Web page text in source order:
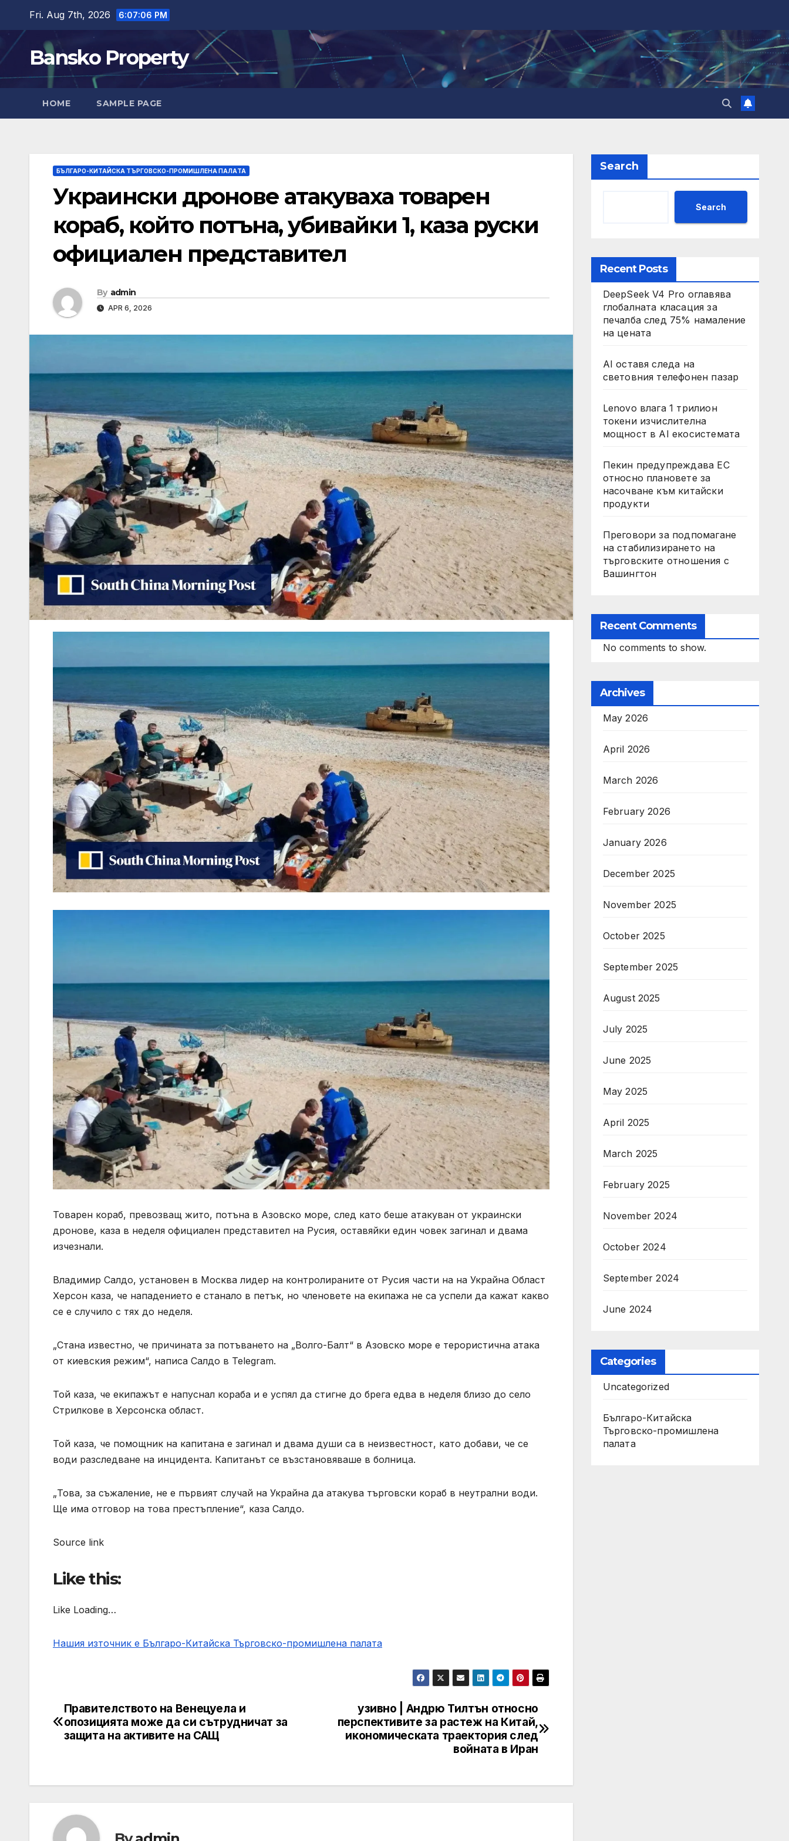
content
Fri. Aug 7th, 2026 6:07:08 PM
Bansko Property
HOME SAMPLE PAGE
БЪЛГАРО-КИТАЙСКА ТЪРГОВСКО-ПРОМИШЛЕНА ПАЛAТА
Украински дронове атакуваха товарен
кораб, който потъна, убивайки 1, каза руски
официален представител
By admin
APR 6, 2026
Товарен кораб, превозващ жито, потъна в Азовско море, след като беше атакуван от украински
дронове, каза в неделя официален представител на Русия, оставяйки един човек загинал и двама
изчезнали.
Владимир Салдо, установен в Москва лидер на контролираните от Русия части на на Украйна Област
Херсон каза, че нападението е станало в петък, но членовете на екипажа не са успели да кажат какво
се е случило с тях до неделя.
„Стана известно, че причината за потъването на „Волго-Балт“ в Азовско море е терористична атака
от киевския режим“, написа Салдо в Telegram.
Той каза, че екипажът е напуснал кораба и е успял да стигне до брега едва в неделя близо до село
Стрилкове в Херсонска област.
Той каза, че помощник на капитана е загинал и двама души са в неизвестност, като добави, че се
води разследване на инцидента. Капитанът се възстановяваше в болница.
„Това, за съжаление, не е първият случай на Украйна да атакува търговски кораб в неутрални води.
Ще има отговор на това престъпление“, каза Салдо.
Source link
Like this:
Like Loading…
Нашия източник е Българо-Китайска Търговско-промишлена палaта
Post
navigation
узивно | Андрю Тилтън относно
перспективите за растеж на Китай,
икономическата траектория след
войната в Иран
Правителството на Венецуела и
опозицията може да си сътрудничат за
защита на активите на САЩ
Search
Search
Recent Posts
DeepSeek V4 Pro оглавява
глобалната класация за
печалба след 75% намаление
на цената
AI оставя следа на
световния телефонен пазар
Lenovo влага 1 трилион
токени изчислителна
мощност в AI екосистемата
Пекин предупреждава ЕС
относно плановете за
насочване към китайски
продукти
Преговори за подпомагане
на стабилизирането на
търговските отношения с
Вашингтон
Recent Comments
No comments to show.
Archives
May 2026
April 2026
March 2026
February 2026
January 2026
December 2025
November 2025
October 2025
September 2025
August 2025
July 2025
June 2025
May 2025
April 2025
March 2025
February 2025
November 2024
October 2024
September 2024
June 2024
Categories
Uncategorized
Българо-Китайска
Търговско-промишлена
палaта